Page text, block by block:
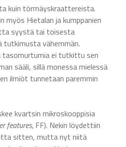
kuin törmäyskraattereista.
myös Hietalan ja kumppanien
syystä tai toisesta
vähemmän.
tasomurtumia ei tutkittu sen
sääli, sillä monessa mielessä
ilmiöt tunnetaan paremmin
kvartsin mikroskooppisia
features, FF). Nekin löydettiin
sitten, mutta nyt niitä